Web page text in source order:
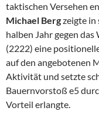
taktischen Versehen
Michael Bergzeigte in
halben Jahr gegen
(2222) eine
auf den angebotenen
Aktivität und setzte
Bauernvorstoß e5
Vorteil erlangte.